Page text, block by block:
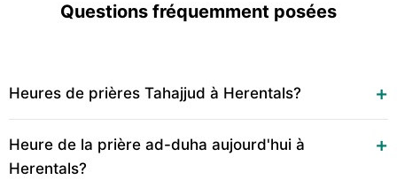
Questions fréquemment posées
Heures de prières Tahajjud à Herentals?
Heure de la prière ad-duha aujourd'hui à
Herentals?